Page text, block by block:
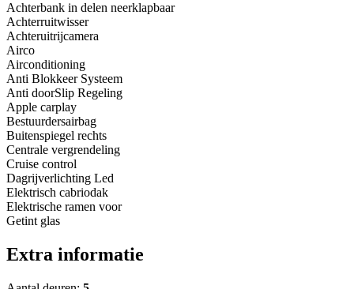
Achterbank in delen neerklapbaar
Achterruitwisser
Achteruitrijcamera
Airco
Airconditioning
Anti Blokkeer Systeem
Anti doorSlip Regeling
Apple carplay
Bestuurdersairbag
Buitenspiegel rechts
Centrale vergrendeling
Cruise control
Dagrijverlichting Led
Elektrisch cabriodak
Elektrische ramen voor
Getint glas
Extra informatie